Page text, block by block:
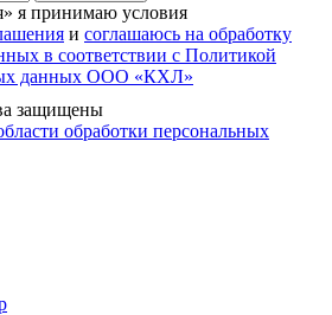
я принимаю условия
и соглашаюсь на обработку
в соответствии с Политикой
данных ООО «КХЛ»
защищены
обработки персональных